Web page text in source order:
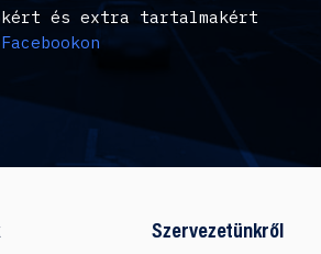
és extra tartalmakért
Facebookon
Szervezetünkről